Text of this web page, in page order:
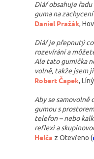
Diář obsahuje
guma na
Daniel Pražák,
Diář je přepnutý
rozevírání a
Ale tato gumička
volně, takže jsem
Robert Čapek,
Aby se samovolně
gumou s
telefon – nebo
reflexi a
Helča z Otevřeno (